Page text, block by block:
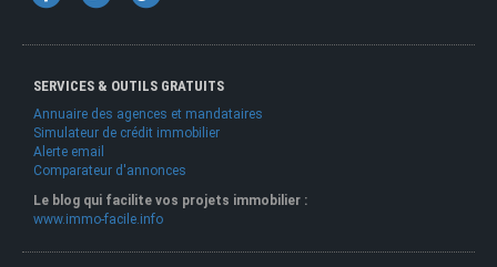
SERVICES & OUTILS GRATUITS
Annuaire des agences et mandataires
Simulateur de crédit immobilier
Alerte email
Comparateur d'annonces
Le blog qui facilite vos projets immobilier :
www.immo-facile.info